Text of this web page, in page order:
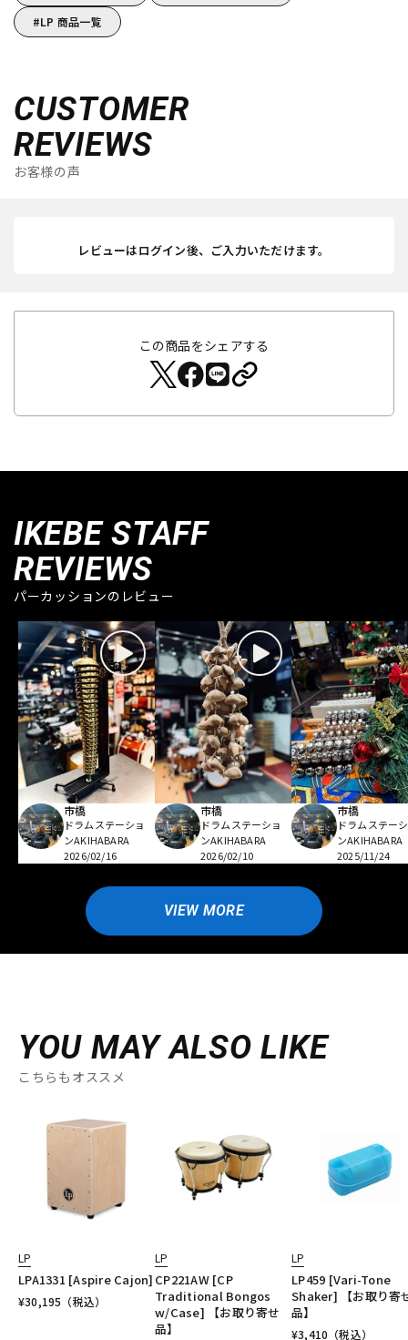
LP 商品一覧
CUSTOMER
REVIEWS
お客様の声
レビューはログイン後、ご入力いただけます。
この商品をシェアする
IKEBE STAFF
REVIEWS
パーカッションのレビュー
市橋
ドラムステーショ
ンAKIHABARA
2026/02/16
市橋
ドラムステーショ
ンAKIHABARA
2026/02/10
市橋
ドラムステー
ンAKIHABARA
2025/11/24
VIEW MORE
YOU MAY ALSO LIKE
こちらもオススメ
LP
LPA1331 [Aspire Cajon]
¥30,195 （税込）
LP
CP221AW [CP
Traditional Bongos
w/Case] 【お取り寄せ
品】
LP
LP459 [Vari-Tone
Shaker] 【お取り寄
品】
¥3,410 （税込）